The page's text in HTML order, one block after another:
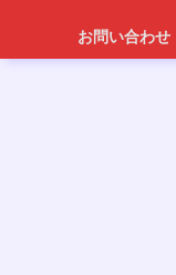
お問い合わせ